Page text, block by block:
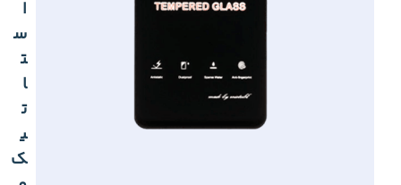
ا
س
ت
ا
ت
ی
ک